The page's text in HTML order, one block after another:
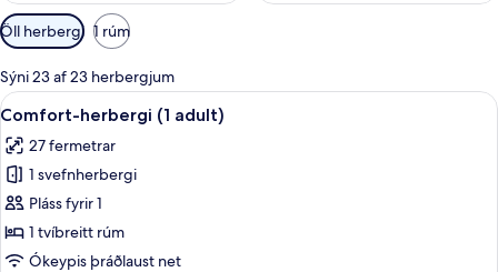
Síur
í
boði
fyrir
herbergi
Öll herbergi 1 rúm
Sýni 23 af 23 herbergjum
Skoða
allar
myndir
fyrir
Comfort-
herbergi
(1
Míníbar, öryggishólf í herbergi,
6
Comfort-herbergi (1 adult)
27 fermetrar
1 svefnherbergi
Pláss fyrir 1
1 tvíbreitt rúm
Ókeypis þráðlaust net